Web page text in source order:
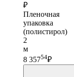
₽
Пленочная
упаковка
(полистирол)
2
м
8 35754₽